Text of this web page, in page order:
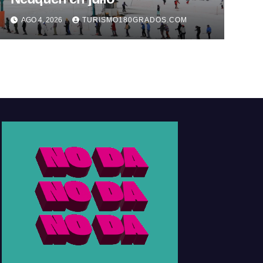
AGO 4, 2026 TURISMO180GRADOS.COM